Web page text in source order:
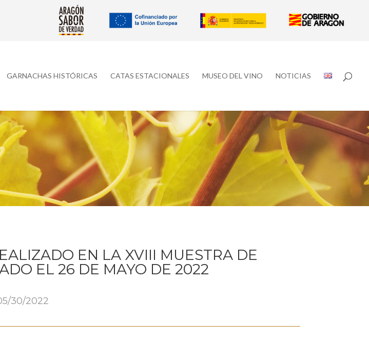
GARNACHAS HISTÓRICAS CATAS ESTACIONALES MUSEO DEL VINO NOTICIAS
EN LA XVIII MUESTRA DE
EL 26 DE MAYO DE 2022
30/2022